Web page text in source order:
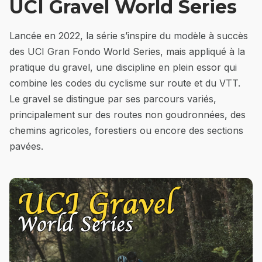
UCI Gravel World Series
Lancée en 2022, la série s’inspire du modèle à succès
des UCI Gran Fondo World Series, mais appliqué à la
pratique du gravel, une discipline en plein essor qui
combine les codes du cyclisme sur route et du VTT.
Le gravel se distingue par ses parcours variés,
principalement sur des routes non goudronnées, des
chemins agricoles, forestiers ou encore des sections
pavées.